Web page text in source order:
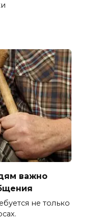
важно
не только